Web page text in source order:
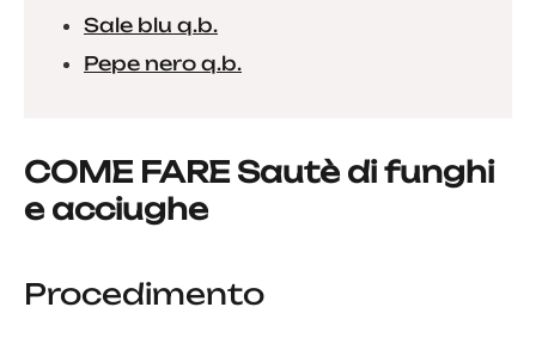
Sale blu q.b.
Pepe nero q.b.
COME FARE Sautè di funghi
e acciughe
Procedimento